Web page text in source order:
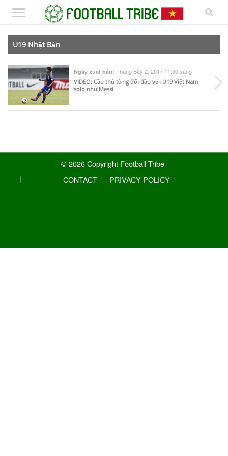
U19 Nhật Bản
Ngày xuất bản: Tháng Bảy 2, 2017 11:30 sáng
VIDEO: Cầu thủ từng đối đầu với U19 Việt Nam
solo như Messi
© 2026 Copyright Football Tribe
CONTACT
PRIVACY POLICY